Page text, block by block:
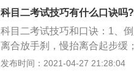
批准驾驶车辆的证明文件”。
学习驾驶机动车的人员，经过
管理部门考试通过，核发批准
安全多；3、加油站，消防栓
超车和占道，停车还要50米
先停车，一停二看三通过。遇
意，小孩行人自行车；
科目二考试技巧有什么口诀吗?
科目二考试技巧和口诀：1、
离合放手刹，慢抬离合起步缓
肩停，挂上倒挡离合松；左镜
发布时间：2021-04-27 21:28:04